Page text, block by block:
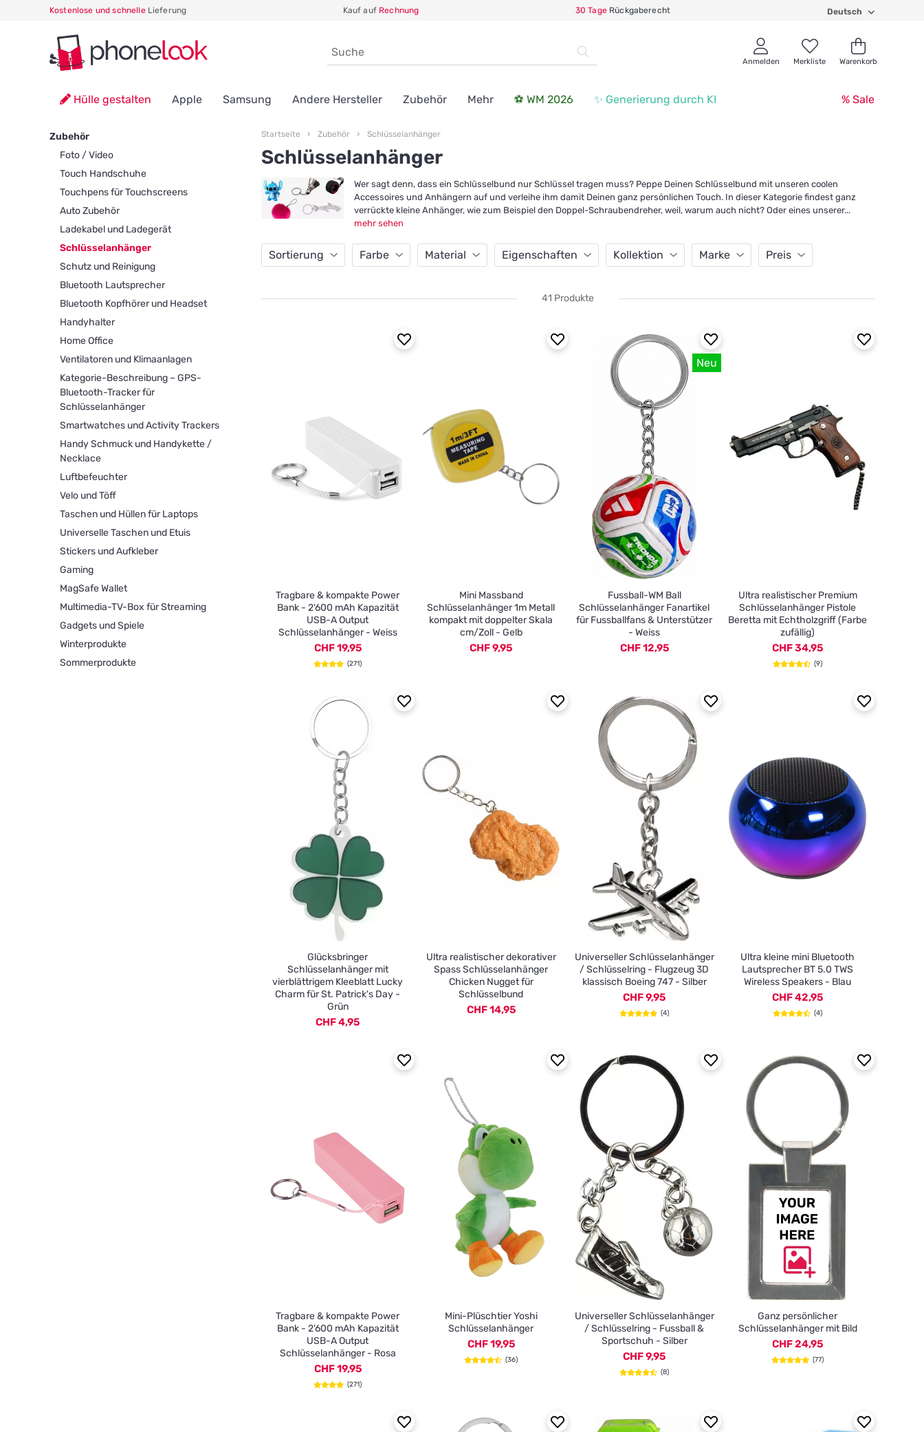
Kostenlose und schnelleLieferung Kauf auf Rechnung 30 TageRückgaberecht Deutsch
Anmelden Merkliste Warenkorb
Hülle gestalten Apple Samsung Andere Hersteller Zubehör Mehr ⚽ WM 2026 ✨ Generierung durch KI % Sale
Zubehör
Foto / Video
Touch Handschuhe
Touchpens für Touchscreens
Auto Zubehör
Ladekabel und Ladegerät
Schlüsselanhänger
Schutz und Reinigung
Bluetooth Lautsprecher
Bluetooth Kopfhörer und Headset
Handyhalter
Home Office
Ventilatoren und Klimaanlagen
Kategorie-Beschreibung – GPS-
Bluetooth-Tracker für
Schlüsselanhänger
Smartwatches und Activity Trackers
Handy Schmuck und Handykette /
Necklace
Luftbefeuchter
Velo und Töff
Taschen und Hüllen für Laptops
Universelle Taschen und Etuis
Stickers und Aufkleber
Gaming
MagSafe Wallet
Multimedia-TV-Box für Streaming
Gadgets und Spiele
Winterprodukte
Sommerprodukte
Startseite Zubehör Schlüsselanhänger
Schlüsselanhänger
Wer sagt denn, dass ein Schlüsselbund nur Schlüssel tragen muss? Peppe Deinen Schlüsselbund mit unseren coolen
Accessoires und Anhängern auf und verleihe ihm damit Deinen ganz persönlichen Touch. In dieser Kategorie findest ganz
verrückte kleine Anhänger, wie zum Beispiel den Doppel-Schraubendreher, weil, warum auch nicht? Oder eines unserer...
mehr sehen
Sortierung Farbe Material Eigenschaften Kollektion Marke Preis
41 Produkte
Tragbare & kompakte Power
Bank - 2'600 mAh Kapazität
USB-A Output
Schlüsselanhänger - Weiss
CHF 19,95
(271)
Mini Massband
Schlüsselanhänger 1m Metall
kompakt mit doppelter Skala
cm/Zoll - Gelb
CHF 9,95
Fussball-WM Ball
Schlüsselanhänger Fanartikel
für Fussballfans & Unterstützer
- Weiss
CHF 12,95
Neu
Ultra realistischer Premium
Schlüsselanhänger Pistole
Beretta mit Echtholzgriff (Farbe
zufällig)
CHF 34,95
(9)
Glücksbringer
Schlüsselanhänger mit
vierblättrigem Kleeblatt Lucky
Charm für St. Patrick's Day -
Grün
CHF 4,95
Ultra realistischer dekorativer
Spass Schlüsselanhänger
Chicken Nugget für
Schlüsselbund
CHF 14,95
Universeller Schlüsselanhänger
/ Schlüsselring - Flugzeug 3D
klassisch Boeing 747 - Silber
CHF 9,95
(4)
Ultra kleine mini Bluetooth
Lautsprecher BT 5.0 TWS
Wireless Speakers - Blau
CHF 42,95
(4)
Tragbare & kompakte Power
Bank - 2'600 mAh Kapazität
USB-A Output
Schlüsselanhänger - Rosa
CHF 19,95
(271)
Mini-Plüschtier Yoshi
Schlüsselanhänger
CHF 19,95
(36)
Universeller Schlüsselanhänger
/ Schlüsselring - Fussball &
Sportschuh - Silber
CHF 9,95
(8)
Ganz persönlicher
Schlüsselanhänger mit Bild
CHF 24,95
(77)